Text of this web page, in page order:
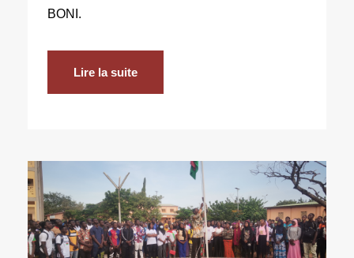
BONI.
Lire la suite